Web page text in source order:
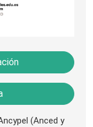
(Anced y